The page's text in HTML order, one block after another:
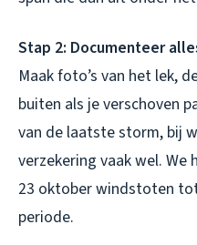
Stap 2: Documenteer
Maak foto’s van het lek,
buiten als je verschoven
van de laatste storm, bij
verzekering vaak wel.
23 oktober windstoten
periode.